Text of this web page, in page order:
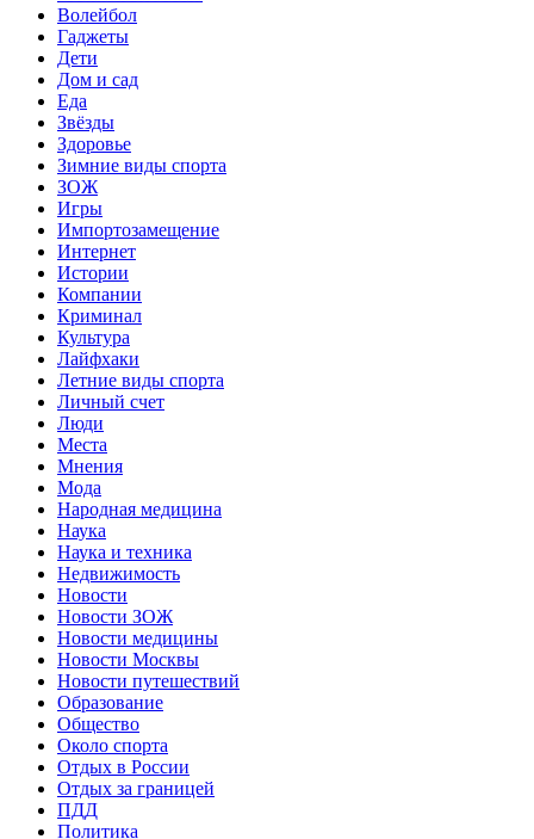
Волейбол
Гаджеты
Дети
Дом и сад
Еда
Звёзды
Здоровье
Зимние виды спорта
ЗОЖ
Игры
Импортозамещение
Интернет
Истории
Компании
Криминал
Культура
Лайфхаки
Летние виды спорта
Личный счет
Люди
Места
Мнения
Мода
Народная медицина
Наука
Наука и техника
Недвижимость
Новости
Новости ЗОЖ
Новости медицины
Новости Москвы
Новости путешествий
Образование
Общество
Около спорта
Отдых в России
Отдых за границей
ПДД
Политика